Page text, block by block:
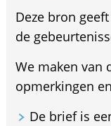
Deze bron
de
We maken van
opmerkingen
De brief is